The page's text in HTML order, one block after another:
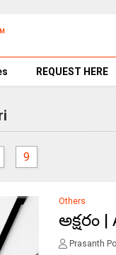
REQUEST HERE
9
Others
అక్షరం
Prasanth